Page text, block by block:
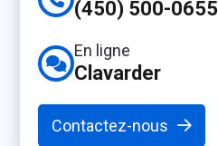
(450) 500-0655
En ligne
Clavarder
Contactez-nous